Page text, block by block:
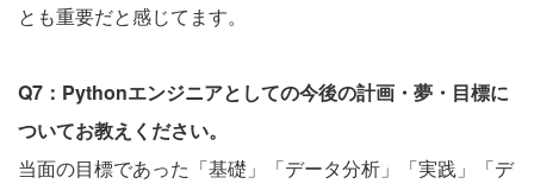
とも重要だと感じてます。
Q7：Pythonエンジニアとしての今後の計画・夢・目標に
ついてお教えください。
当面の目標であった「基礎」「データ分析」「実践」「デ